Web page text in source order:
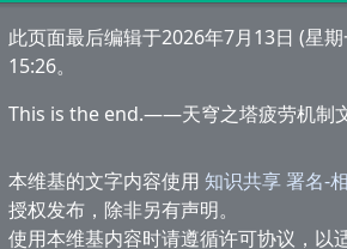
此页面最后编辑于2026年7月13日 (星期
15:26。
This is the end.——天穹之塔疲劳机制
本维基的文字内容使用 知识共享 署名-
授权发布，除非另有声明。
使用本维基内容时请遵循许可协议，以